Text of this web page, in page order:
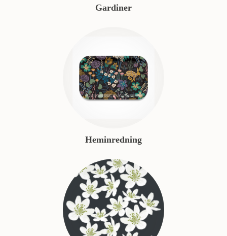
Gardiner
Heminredning